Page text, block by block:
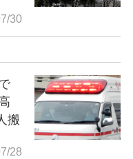
30
搬
28